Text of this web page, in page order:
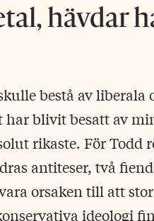
hävdar
bestå av liberala
har blivit besatt av
rikaste. För Todd
antiteser, två
orsaken till att
ideologi